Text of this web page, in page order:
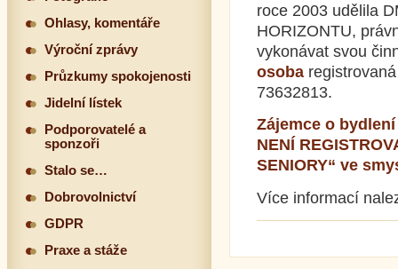
roce 2003 udělila
HORIZONTU,
vykonávat svou
osoba
73632813.
Zájemce o
NENÍ
SENIORY“ ve
Více informací
Ohlasy, komentáře
Výroční zprávy
Průzkumy spokojenosti
Jidelní lístek
Podporovatelé a
sponzoři
Stalo se…
Dobrovolnictví
GDPR
Praxe a stáže